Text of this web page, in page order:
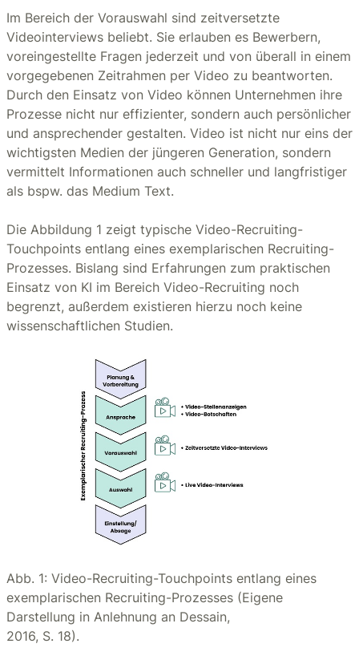
Im Bereich der Vorauswahl sind zeitversetzte
Videointerviews beliebt. Sie erlauben es Bewerbern,
voreingestellte Fragen jederzeit und von überall in einem
vorgegebenen Zeitrahmen per Video zu beantworten.
Durch den Einsatz von Video können Unternehmen ihre
Prozesse nicht nur effizienter, sondern auch persönlicher
und ansprechender gestalten. Video ist nicht nur eins der
wichtigsten Medien der jüngeren Generation, sondern
vermittelt Informationen auch schneller und langfristiger
als bspw. das Medium Text.
Die Abbildung 1 zeigt typische Video-Recruiting-
Touchpoints entlang eines exemplarischen Recruiting-
Prozesses. Bislang sind Erfahrungen zum praktischen
Einsatz von KI im Bereich Video-Recruiting noch
begrenzt, außerdem existieren hierzu noch keine
wissenschaftlichen Studien.
Abb. 1: Video-Recruiting-Touchpoints entlang eines
exemplarischen Recruiting-Prozesses (Eigene
Darstellung in Anlehnung an Dessain,
2016, S. 18).